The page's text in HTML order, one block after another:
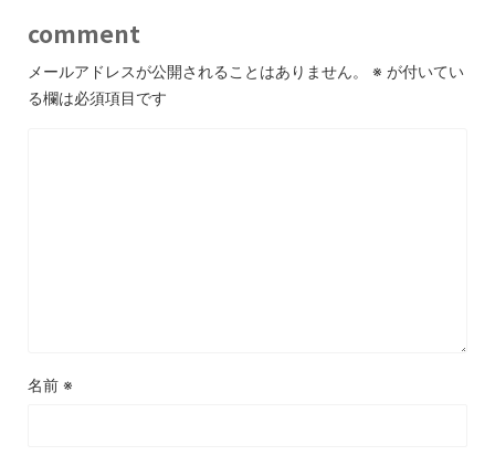
comment
メールアドレスが公開されることはありません。 ※ が付いてい
る欄は必須項目です
名前 ※